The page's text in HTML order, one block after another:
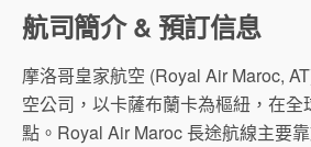
航司簡介 & 預訂信息
摩洛哥皇家航空 (Royal Air Maroc,
空公司，以卡薩布蘭卡為樞紐，在
點。Royal Air Maroc 長途航線主要